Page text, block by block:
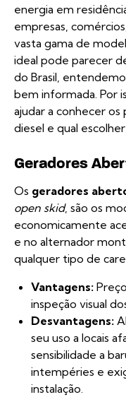
energia em
empresas,
vasta gama de
ideal pode parecer
do Brasil,
bem informada. Por
ajudar a conhecer
diesel e qual
Geradores
Os geradores
open skid, são os
economicamente
e no alternador
qualquer tipo de
Vantagens:
inspeção visual
Desvantagens:
seu uso a locais
sensibilidade a
intempéries e
instalação.